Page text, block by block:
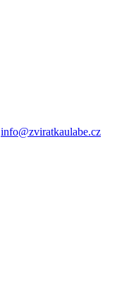
info@zviratkaulabe.cz